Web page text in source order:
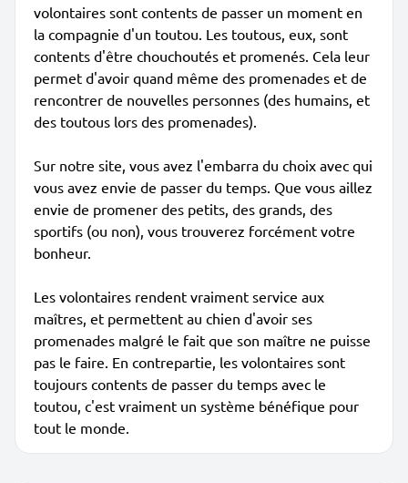
volontaires sont contents de passer un moment en
la compagnie d'un toutou. Les toutous, eux, sont
contents d'être chouchoutés et promenés. Cela leur
permet d'avoir quand même des promenades et de
rencontrer de nouvelles personnes (des humains, et
des toutous lors des promenades).
Sur notre site, vous avez l'embarra du choix avec qui
vous avez envie de passer du temps. Que vous aillez
envie de promener des petits, des grands, des
sportifs (ou non), vous trouverez forcément votre
bonheur.
Les volontaires rendent vraiment service aux
maîtres, et permettent au chien d'avoir ses
promenades malgré le fait que son maître ne puisse
pas le faire. En contrepartie, les volontaires sont
toujours contents de passer du temps avec le
toutou, c'est vraiment un système bénéfique pour
tout le monde.